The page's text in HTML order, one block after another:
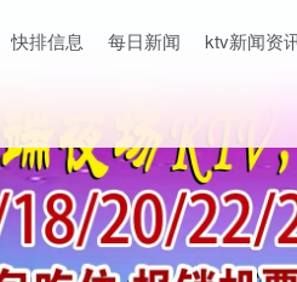
快排信息 每日新闻 ktv新闻资